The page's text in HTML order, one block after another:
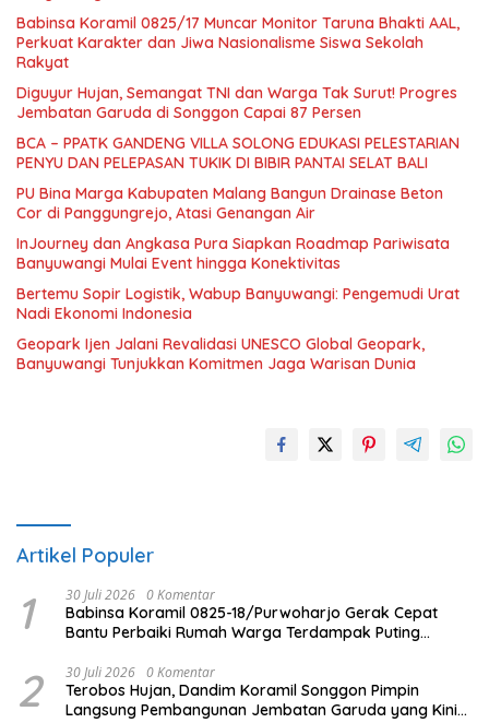
Babinsa Koramil 0825/17 Muncar Monitor Taruna Bhakti AAL,
Perkuat Karakter dan Jiwa Nasionalisme Siswa Sekolah
Rakyat
Diguyur Hujan, Semangat TNI dan Warga Tak Surut! Progres
Jembatan Garuda di Songgon Capai 87 Persen
BCA – PPATK GANDENG VILLA SOLONG EDUKASI PELESTARIAN
PENYU DAN PELEPASAN TUKIK DI BIBIR PANTAI SELAT BALI
PU Bina Marga Kabupaten Malang Bangun Drainase Beton
Cor di Panggungrejo, Atasi Genangan Air
InJourney dan Angkasa Pura Siapkan Roadmap Pariwisata
Banyuwangi Mulai Event hingga Konektivitas
Bertemu Sopir Logistik, Wabup Banyuwangi: Pengemudi Urat
Nadi Ekonomi Indonesia
Geopark Ijen Jalani Revalidasi UNESCO Global Geopark,
Artikel Populer
1 30 Juli 2026 0 Komentar
Babinsa Koramil 0825-18/Purwoharjo Gerak Cepat
Bantu Perbaiki Rumah Warga Terdampak Puting
2 30 Juli 2026 0 Komentar
Terobos Hujan, Dandim Koramil Songgon Pimpin
Langsung Pembangunan Jembatan Garuda yang Kini